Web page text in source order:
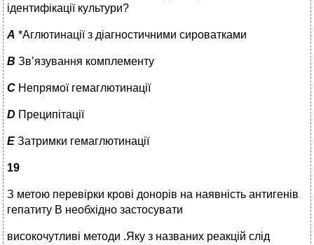
ідентифікації культури?
A *Аглютинації з діагностичними сироватками
B Зв’язування комплементу
C Непрямої гемаглютинації
D Преципітації
E Затримки гемаглютинації
19
З метою перевірки крові донорів на наявність антигенів
гепатиту В необхідно застосувати
високочутливі методи .Яку з названих реакцій слід